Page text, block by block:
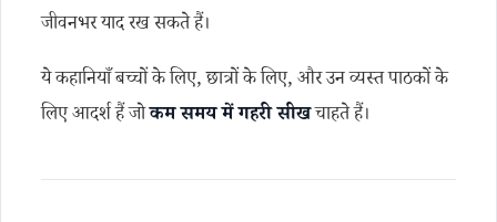
जीवनभर याद रख सकते हैं।
ये कहानियाँ बच्चों के लिए, छात्रों के लिए, और उन व्यस्त पाठकों के
लिए आदर्श हैं जोकम समय में गहरी सीखचाहते हैं।